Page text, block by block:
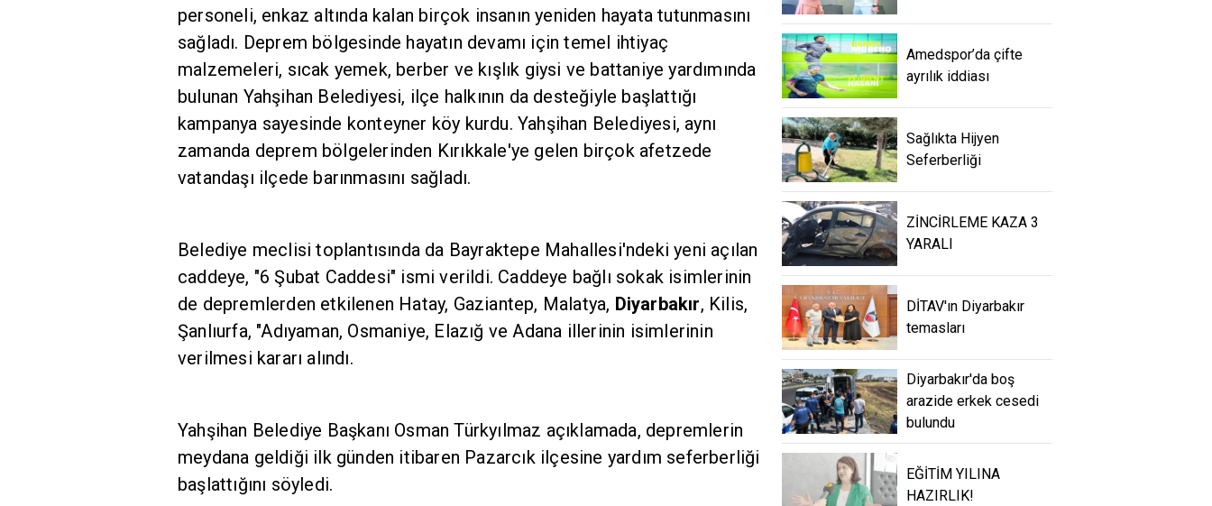
personeli, enkaz altında kalan birçok insanın yeniden hayata tutunmasını
sağladı. Deprem bölgesinde hayatın devamı için temel ihtiyaç
malzemeleri, sıcak yemek, berber ve kışlık giysi ve battaniye yardımında
bulunan Yahşihan Belediyesi, ilçe halkının da desteğiyle başlattığı
kampanya sayesinde konteyner köy kurdu. Yahşihan Belediyesi, aynı
zamanda deprem bölgelerinden Kırıkkale'ye gelen birçok afetzede
vatandaşı ilçede barınmasını sağladı.
Belediye meclisi toplantısında da Bayraktepe Mahallesi'ndeki yeni açılan
caddeye, "6 Şubat Caddesi" ismi verildi. Caddeye bağlı sokak isimlerinin
de depremlerden etkilenen Hatay, Gaziantep, Malatya, Diyarbakır, Kilis,
Şanlıurfa, "Adıyaman, Osmaniye, Elazığ ve Adana illerinin isimlerinin
verilmesi kararı alındı.
Yahşihan Belediye Başkanı Osman Türkyılmaz açıklamada, depremlerin
meydana geldiği ilk günden itibaren Pazarcık ilçesine yardım seferberliği
başlattığını söyledi.
Amedspor’da çifte
ayrılık iddiası
Sağlıkta Hijyen
Seferberliği
ZİNCİRLEME KAZA 3
YARALI
DİTAV'ın Diyarbakır
temasları
Diyarbakır'da boş
arazide erkek cesedi
bulundu
EĞİTİM YILINA
HAZIRLIK!